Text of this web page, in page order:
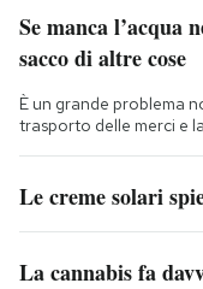
Se manca l’acqua
sacco di altre cose
È un grande problema
trasporto delle merci e
Le creme solari
La cannabis fa